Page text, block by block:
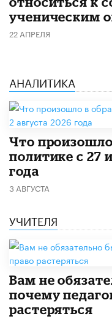
ученическим
22 АПРЕЛЯ
АНАЛИТИКА
​Что
политике с 27
года
3 АВГУСТА
УЧИТЕЛЯ
​Вам не
почему
растеряться